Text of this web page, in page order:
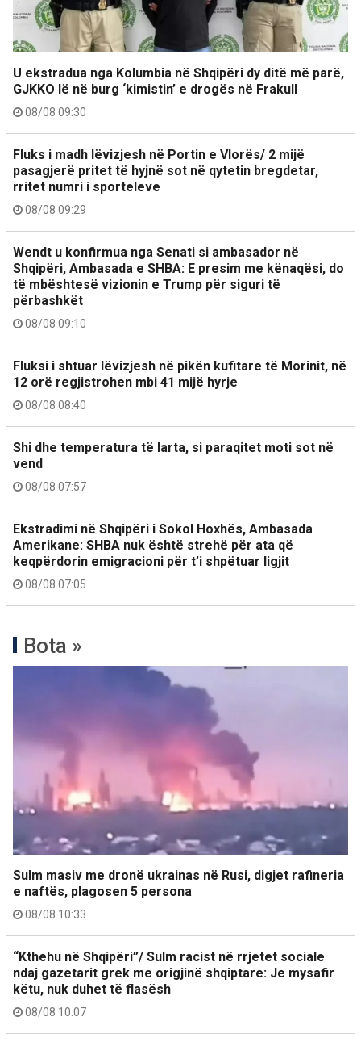
U ekstradua nga Kolumbia në Shqipëri dy ditë më parë,
GJKKO lë në burg ‘kimistin’ e drogës në Frakull
08/08 09:30
Fluks i madh lëvizjesh në Portin e Vlorës/ 2 mijë
pasagjerë pritet të hyjnë sot në qytetin bregdetar,
rritet numri i sporteleve
08/08 09:29
Wendt u konfirmua nga Senati si ambasador në
Shqipëri, Ambasada e SHBA: E presim me kënaqësi, do
të mbështesë vizionin e Trump për siguri të
përbashkët
08/08 09:10
Fluksi i shtuar lëvizjesh në pikën kufitare të Morinit, në
12 orë regjistrohen mbi 41 mijë hyrje
08/08 08:40
Shi dhe temperatura të larta, si paraqitet moti sot në
vend
08/08 07:57
Ekstradimi në Shqipëri i Sokol Hoxhës, Ambasada
Amerikane: SHBA nuk është strehë për ata që
keqpërdorin emigracioni për t’i shpëtuar ligjit
08/08 07:05
Bota »
Sulm masiv me dronë ukrainas në Rusi, digjet rafineria
e naftës, plagosen 5 persona
08/08 10:33
“Kthehu në Shqipëri”/ Sulm racist në rrjetet sociale
ndaj gazetarit grek me origjinë shqiptare: Je mysafir
këtu, nuk duhet të flasësh
08/08 10:07